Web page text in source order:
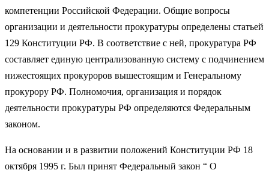
компетенции Российской Федерации. Общие вопросы
организации и деятельности прокуратуры определены статьей
129 Конституции РФ. В соответствие с ней, прокуратура РФ
составляет единую централизованную систему с подчинением
нижестоящих прокуроров вышестоящим и Генеральному
прокурору РФ. Полномочия, организация и порядок
деятельности прокуратуры РФ определяются Федеральным
законом.
На основании и в развитии положений Конституции РФ 18
октября 1995 г. Был принят Федеральный закон “ О